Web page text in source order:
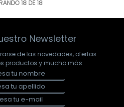
18 DE18
Newsletter
de las novedades, ofertas
productos y mucho más.